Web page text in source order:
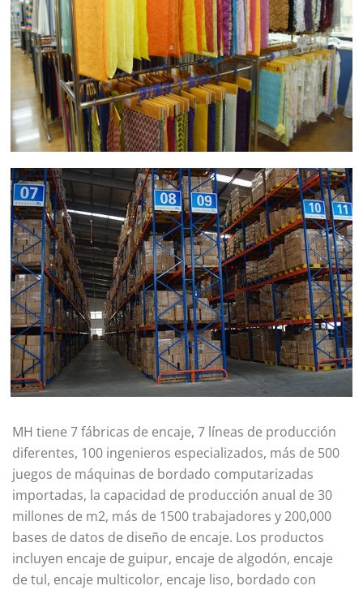
MH tiene 7 fábricas de encaje, 7 líneas de producción
diferentes, 100 ingenieros especializados, más de 500
juegos de máquinas de bordado computarizadas
importadas, la capacidad de producción anual de 30
millones de m2, más de 1500 trabajadores y 200,000
bases de datos de diseño de encaje. Los productos
incluyen encaje de guipur, encaje de algodón, encaje
de tul, encaje multicolor, encaje liso, bordado con